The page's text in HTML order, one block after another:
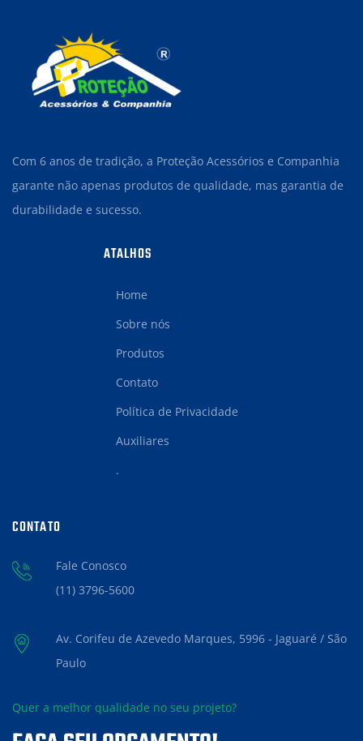
Com 6 anos de tradição, a Proteção Acessórios e Companhia
garante não apenas produtos de qualidade, mas garantia de
durabilidade e sucesso.
ATALHOS
Home
Sobre nós
Produtos
Contato
Política de Privacidade
Auxiliares
.
CONTATO
Fale Conosco
(11) 3796-5600
Av. Corifeu de Azevedo Marques, 5996 - Jaguaré / São
Paulo
Quer a melhor qualidade no seu projeto?